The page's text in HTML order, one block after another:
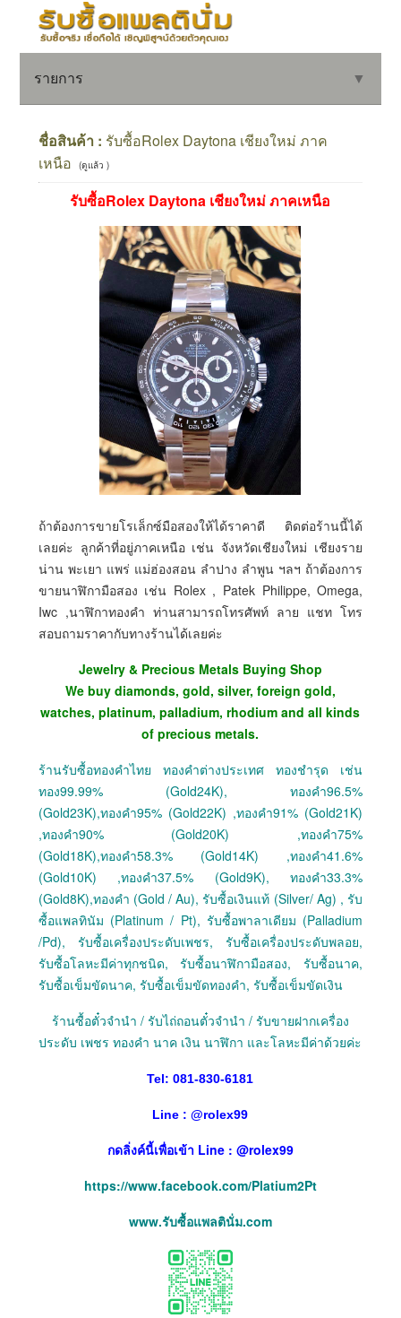
รายการ ▼
ชื่อสินค้า : รับซื้อRolex Daytona เชียงใหม่ ภาค
เหนือ
(ดูแล้ว )
รับซื้อRolex Daytona เชียงใหม่ ภาคเหนือ
ถ้าต้องการขายโรเล็กซ์มือสองให้ได้ราคาดี ติดต่อร้านนี้ได้
เลยค่ะ ลูกค้าที่อยู่ภาคเหนือ เช่น จังหวัดเชียงใหม่ เชียงราย
น่าน พะเยา แพร่ แม่ฮ่องสอน ลำปาง ลำพูน ฯลฯ ถ้าต้องการ
ขายนาฬิกามือสอง เช่น Rolex , Patek Philippe, Omega,
Iwc ,นาฬิกาทองคำ ท่านสามารถโทรศัพท์ ลาย แชท โทร
สอบถามราคากับทางร้านได้เลยค่ะ
Jewelry & Precious Metals Buying Shop
We buy diamonds, gold, silver, foreign gold,
watches, platinum, palladium, rhodium and all kinds
of precious metals.
ร้านรับซื้อทองคำไทย ทองคำต่างประเทศ ทองชำรุด เช่น
ทอง99.99% (Gold24K), ทองคำ96.5%
(Gold23K),ทองคำ95% (Gold22K) ,ทองคำ91% (Gold21K)
,ทองคำ90% (Gold20K) ,ทองคำ75%
(Gold18K),ทองคำ58.3% (Gold14K) ,ทองคำ41.6%
(Gold10K) ,ทองคำ37.5% (Gold9K), ทองคำ33.3%
(Gold8K),ทองคำ (Gold / Au), รับซื้อเงินแท้ (Silver/ Ag) , รับ
ซื้อแพลทินัม (Platinum / Pt), รับซื้อพาลาเดียม (Palladium
/Pd), รับซื้อเครื่องประดับเพชร, รับซื้อเครื่องประดับพลอย,
รับซื้อโลหะมีค่าทุกชนิด, รับซื้อนาฬิกามือสอง, รับซื้อนาค,
รับซื้อเข็มขัดนาค, รับซื้อเข็มขัดทองคำ, รับซื้อเข็มขัดเงิน
ร้านซื้อตั๋วจำนำ / รับไถ่ถอนตั๋วจำนำ / รับขายฝากเครื่อง
ประดับ เพชร ทองคำ นาค เงิน นาฬิกา และโลหะมีค่าด้วยค่ะ
Tel: 081-830-6181
Line : @rolex99
กดลิ่งค์นี้เพื่อเข้า Line : @rolex99
https://www.facebook.com/Platium2Pt
www.รับซื้อแพลตินั่ม.com